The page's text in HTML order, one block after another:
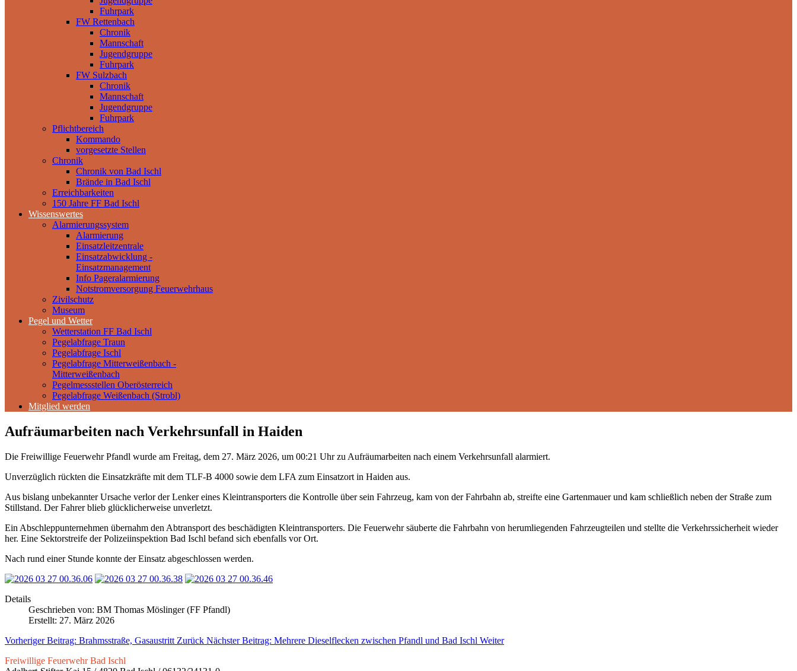
Fuhrpark
FW Rettenbach
Chronik
Mannschaft
Jugendgruppe
Fuhrpark
FW Sulzbach
Chronik
Mannschaft
Jugendgruppe
Fuhrpark
Pflichtbereich
Kommando
vorgesetzte Stellen
Chronik
Chronik von Bad Ischl
Brände in Bad Ischl
Erreichbarkeiten
150 Jahre FF Bad Ischl
Wissenswertes
Alarmierungssystem
Alarmierung
Einsatzleitzentrale
Einsatzabwicklung -
Einsatzmanagement
Info Pageralarmierung
Notstromversorgung Feuerwehrhaus
Zivilschutz
Museum
Pegel und Wetter
Wetterstation FF Bad Ischl
Pegelabfrage Traun
Pegelabfrage Ischl
Pegelabfrage Mitterweißenbach -
Mitterweißenbach
Pegelmessstellen Oberösterreich
Pegelabfrage Weißenbach (Strobl)
Mitglied werden
Aufräumarbeiten nach Verkehrsunfall in Haiden
Die Freiwillige Feuerwehr Pfandl wurde am Freitag, dem 27. März 2026, um 00:21 Uhr zu Aufräumarbeiten nach einem Verkehrsunfall alarmiert.
Unverzüglich rückten die Einsatzkräfte mit dem TLF‑B 4000 sowie dem LFA zum Einsatzort in Haiden aus.
Aus bislang unbekannter Ursache verlor der Lenker eines Kleintransporters die Kontrolle über sein Fahrzeug, kam von der Fahrbahn ab, streifte eine Gartenmauer und kam schließlich neben der Straße zum
Stillstand. Der Fahrer blieb glücklicherweise unverletzt.
Ein Abschleppunternehmen übernahm den Abtransport des beschädigten Kleintransporters. Die Feuerwehr säuberte die Fahrbahn von herumliegenden Fahrzeugteilen und stellte die Verkehrssicherheit wieder
her. Eine Sektorstreife der Polizeiinspektion Bad Ischl befand sich ebenfalls vor Ort.
Nach rund einer Stunde konnte der Einsatz abgeschlossen werden.
Details
Geschrieben von: BM Thomas Möslinger (FF Pfandl)
Erstellt: 27. März 2026
Vorheriger Beitrag: Brahmsstraße, Gasaustritt Zurück Nächster Beitrag: Mehrere Dieselflecken zwischen Pfandl und Bad Ischl Weiter
Freiwillige Feuerwehr Bad Ischl